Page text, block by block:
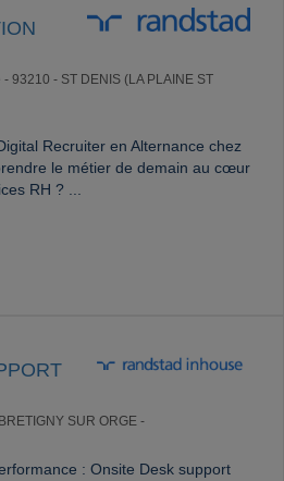
- 93210 - ST DENIS (LA PLAINE ST
Recruiter en Alternance chez
le métier de demain au cœur
RH ? ...
SUR ORGE -
: Onsite Desk support